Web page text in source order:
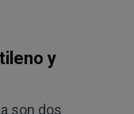
y
son dos